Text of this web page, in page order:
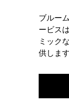
ブルー
ービス
ミック
供します